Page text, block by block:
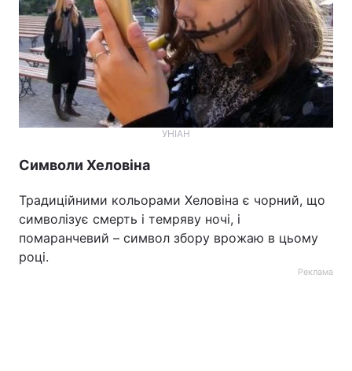
УНІАН
Символи Хеловіна
Традиційними кольорами Хеловіна є чорний, що
символізує смерть і темряву ночі, і
помаранчевий – символ збору врожаю в цьому
році.
Реклама